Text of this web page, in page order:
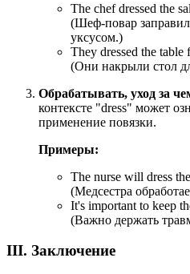
The chef dressed the
(Шеф-повар
уксусом.)
They dressed the table
(Они накрыли стол
Обрабатывать, уход за
контексте "dress" может
применение повязки.
Примеры:
The nurse will dress
(Медсестра
It's important to keep
(Важно держать
III. Заключение